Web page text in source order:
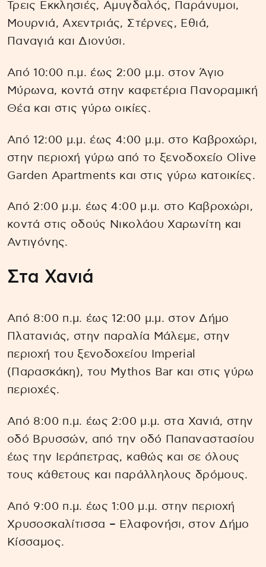
Τρεις Εκκλησιές, Αμυγδαλός, Παράνυμοι,
Μουρνιά, Αχεντριάς, Στέρνες, Εθιά,
Παναγιά και Διονύσι.
Από 10:00 π.μ. έως 2:00 μ.μ. στον Άγιο
Μύρωνα, κοντά στην καφετέρια Πανοραμική
Θέα και στις γύρω οικίες.
Από 12:00 μ.μ. έως 4:00 μ.μ. στο Καβροχώρι,
στην περιοχή γύρω από το ξενοδοχείο Olive
Garden Apartments και στις γύρω κατοικίες.
Από 2:00 μ.μ. έως 4:00 μ.μ. στο Καβροχώρι,
κοντά στις οδούς Νικολάου Χαρωνίτη και
Αντιγόνης.
Στα Χανιά
Από 8:00 π.μ. έως 12:00 μ.μ. στον Δήμο
Πλατανιάς, στην παραλία Μάλεμε, στην
περιοχή του ξενοδοχείου Imperial
(Παρασκάκη), του Mythos Bar και στις γύρω
περιοχές.
Από 8:00 π.μ. έως 2:00 μ.μ. στα Χανιά, στην
οδό Βρυσσών, από την οδό Παπαναστασίου
έως την Ιεράπετρας, καθώς και σε όλους
τους κάθετους και παράλληλους δρόμους.
Από 9:00 π.μ. έως 1:00 μ.μ. στην περιοχή
Χρυσοσκαλίτισσα – Ελαφονήσι, στον Δήμο
Κίσσαμος.